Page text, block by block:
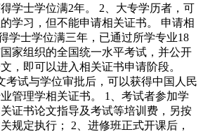
学士学位满2年。 2、大专学历者，可
学习，但不能申请相关证书。 申请相
学士学位满三年，已通过所学专业18
家组织的全国统一水平考试，并公开
，即可以进入相关证书申请阶段。
考试与学位审批后，可以获得中国人民
管理学相关证书。 1、考试者参加学
证书论文指导及考试等培训费，另按
规定执行； 2、进修班正式开课后，